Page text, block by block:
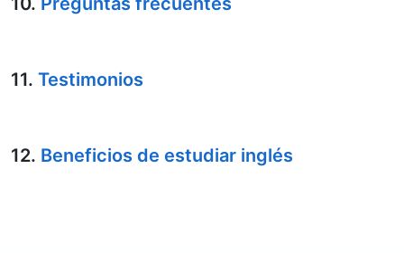
11. Testimonios
12. Beneficios de estudiar inglés